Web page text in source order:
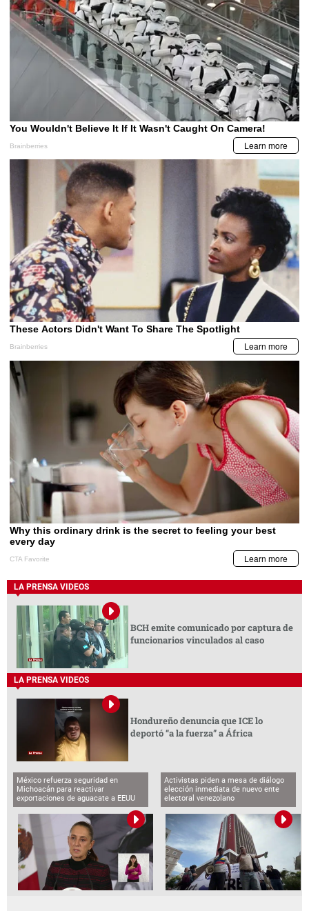
LA PRENSA VIDEOS
BCH emite comunicado por captura de
funcionarios vinculados al caso
LA PRENSA VIDEOS
Hondureño denuncia que ICE lo
deportó “a la fuerza” a África
México refuerza seguridad en
Michoacán para reactivar
exportaciones de aguacate a EEUU
Activistas piden a mesa de diálogo
elección inmediata de nuevo ente
electoral venezolano